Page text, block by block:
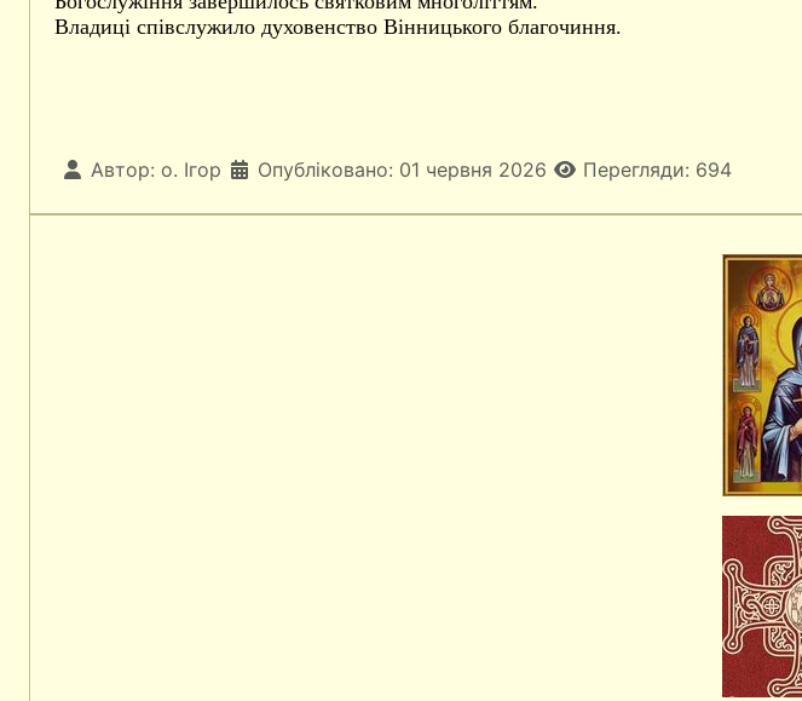
Владиці співслужило духовенство Вінницького благочиння.
Автор: о. Ігор Опубліковано: 01 червня 2026 Перегляди: 694